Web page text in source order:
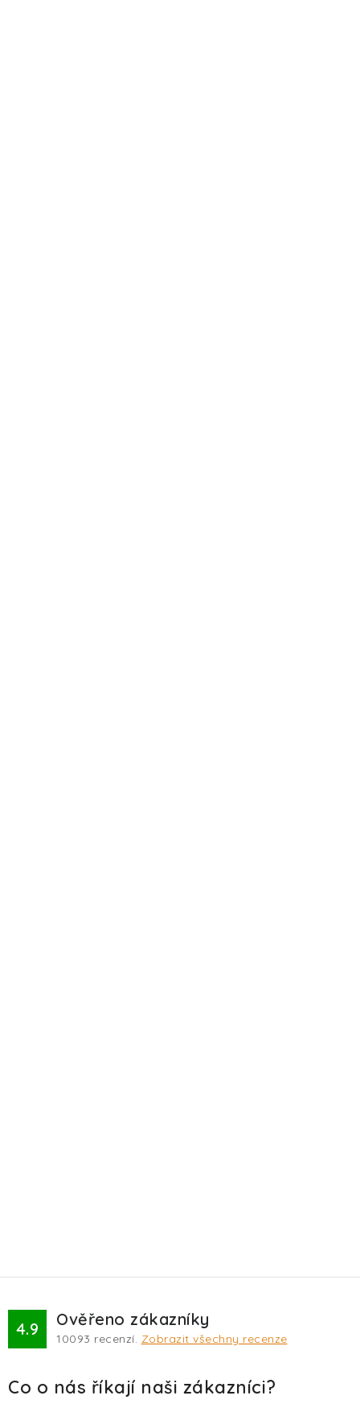
4.9 Ověřeno zákazníky
10093 recenzí. Zobrazit všechny recenze